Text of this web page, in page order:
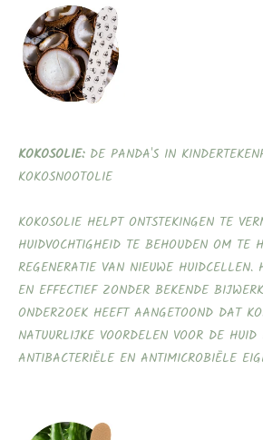
KOKOSOLIE:DE PANDA'S IN
KOKOSNOOTOLIE
KOKOSOLIE HELPT ONTSTEKINGEN TE
HUIDVOCHTIGHEID TE BEHOUDEN OM TE
REGENERATIE VAN NIEUWE HUIDCELLEN.
EN EFFECTIEF ZONDER BEKENDE
ONDERZOEK HEEFT AANGETOOND DAT
NATUURLIJKE VOORDELEN VOOR DE HUID
ANTIBACTERIËLE EN ANTIMICROBIËLE